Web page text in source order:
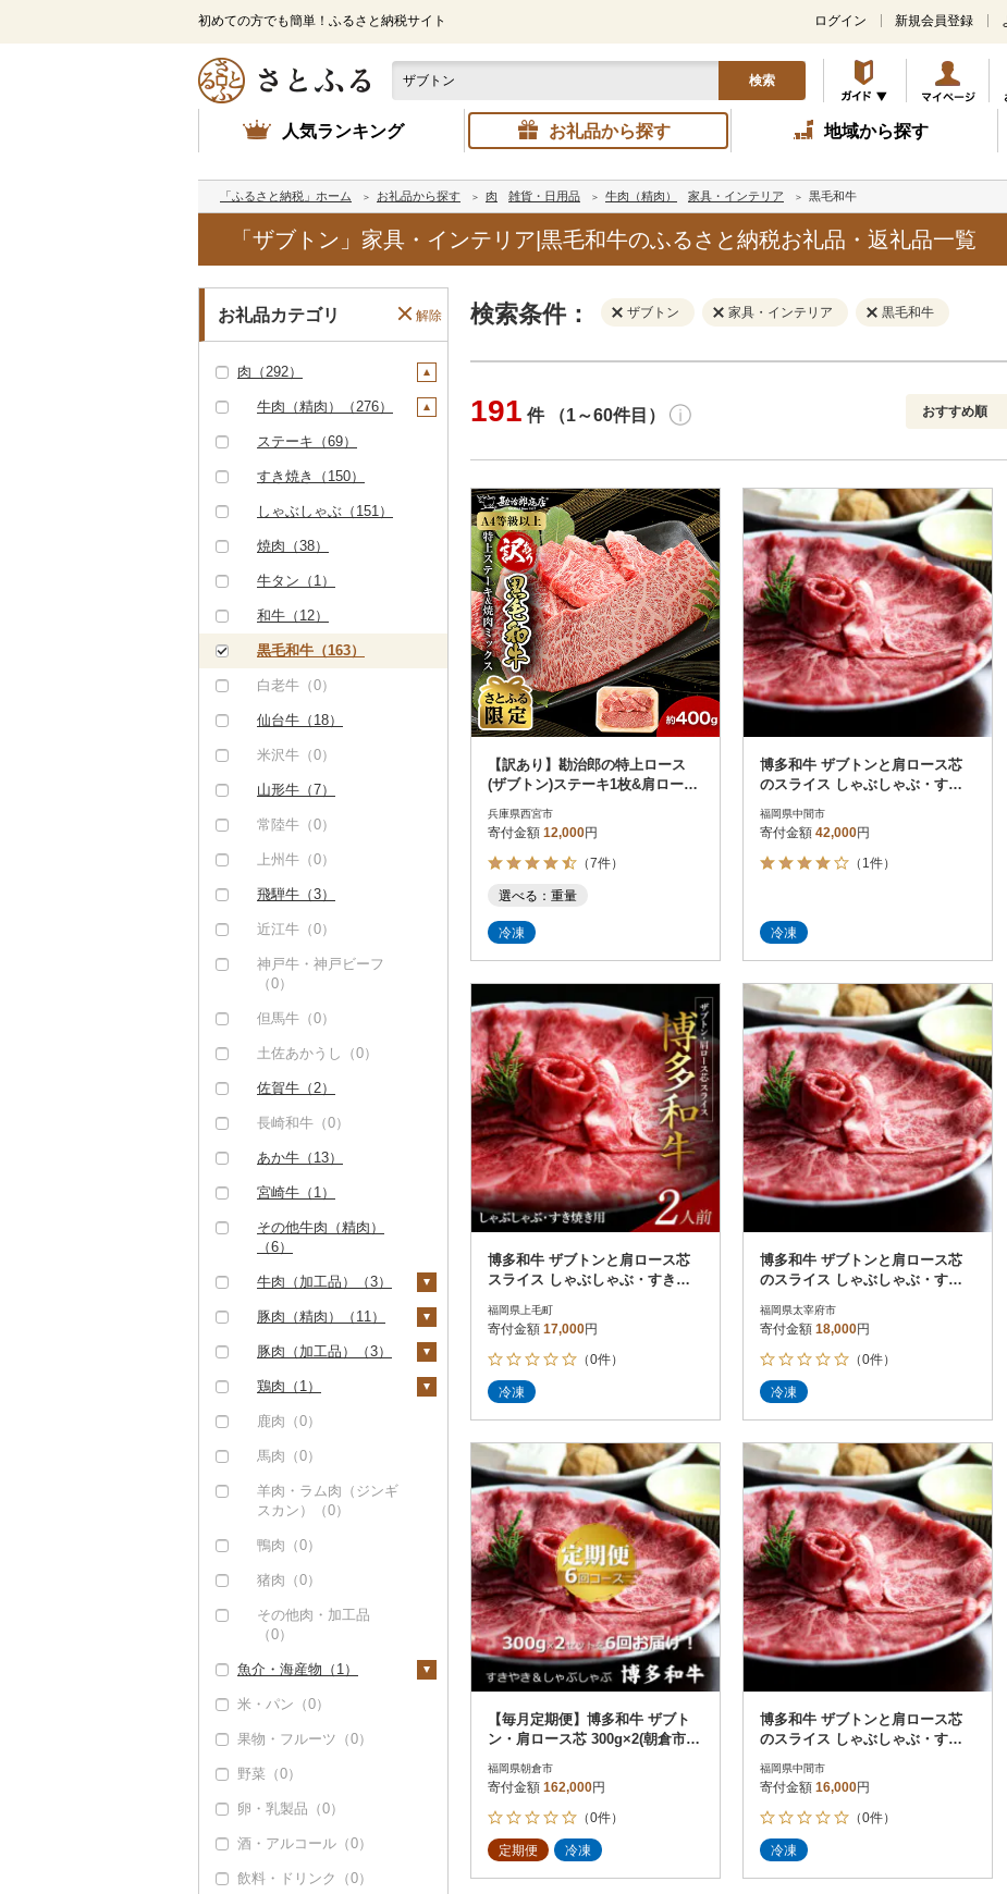
初めての方でも簡単！ふるさと納税サイト ログイン 新規会員登録
検索
人気ランキング お礼品から探す 地域から探す
「ふるさと納税」ホーム お礼品から探す 肉 雑貨・日用品 牛肉（精肉） 家具・インテリア 黒毛和牛
「ザブトン」家具・インテリア|黒毛和牛のふるさと納税お礼品・返礼品一覧
お礼品カテゴリ 解除
肉（292）
牛肉（精肉）（276）
ステーキ（69）
すき焼き（150）
しゃぶしゃぶ（151）
焼肉（38）
牛タン（1）
和牛（12）
黒毛和牛（163）
白老牛（0）
仙台牛（18）
米沢牛（0）
山形牛（7）
常陸牛（0）
上州牛（0）
飛騨牛（3）
近江牛（0）
神戸牛・神戸ビーフ
（0）
但馬牛（0）
土佐あかうし（0）
佐賀牛（2）
長崎和牛（0）
あか牛（13）
宮崎牛（1）
その他牛肉（精肉）
（6）
牛肉（加工品）（3）
ハンバーグ（0）
もつ鍋（0）
ローストビーフ（3）
ビーフジャーキー
（0）
豚肉（精肉）（11）
ステーキ（10）
すき焼き（0）
しゃぶしゃぶ（0）
焼肉（0）
アグー豚（0）
（1）
豚肉（加工品）（3）
ハンバーグ（0）
もつ鍋（0）
ハム（0）
ソーセージ・ウインナ
ー（0）
ベーコン・サラミ
（3）
鶏肉（1）
鶏肉（精肉）（1）
ハム・ソーセージ
唐揚げ（0）
中津からあげ（0）
水炊き（0）
地鶏（0）
鹿肉（0）
馬肉（0）
羊肉・ラム肉（ジンギ
スカン）（0）
鴨肉（0）
猪肉（0）
その他肉・加工品
（0）
魚介・海産物（1）
カニ（0）
エビ（0）
いくら（0）
うに（0）
明太子・たらこ（0）
その他魚卵（0）
米・パン（0）
果物・フルーツ（0）
野菜（0）
卵・乳製品（0）
酒・アルコール（0）
飲料・ドリンク（0）
検索条件： ザブトン 家具・インテリア 黒毛和牛
円
決済方法 解除
PayPay
クレジットカード決済
Amazon Pay
楽天ペイ
メルペイ
コンビニ支払い
ソフトバンクまとめて支払い
d払い
金融機関(Pay-easy決済)
解除
発送種別 解除
通常
冷蔵便
冷凍便
結果を見る（
191 件 （1～60件目） おすすめ順
新着順
レビュー件数順
レビュー評価順
寄付金額が高
寄付金額が低
【訳あり】勘治郎の特上ロース
(ザブトン)ステーキ1枚&肩ロース
焼肉ミックス計400g【さとふる限
定】
兵庫県西宮市
寄付金額 12,000円
（7件）
選べる：重量
冷凍
博多和牛 ザブトンと肩ロース芯
のスライス しゃぶしゃぶ・すき
焼き用 6人前(中間市)
福岡県中間市
寄付金額 42,000円
（1件）
冷凍
博多和牛 ザブトンと肩ロース芯
スライス しゃぶしゃぶ・すき焼
福岡県上毛町
寄付金額 17,000円
（0件）
冷凍
博多和牛 ザブトンと肩ロース芯
のスライス しゃぶしゃぶ・すき
福岡県太宰府市
寄付金額 18,000円
（0件）
冷凍
【毎月定期便】博多和牛 ザブト
ン・肩ロース芯 300g×2(朝倉市)
福岡県朝倉市
寄付金額 162,000円
（0件）
定期便 冷凍
博多和牛 ザブトンと肩ロース芯
のスライス しゃぶしゃぶ・すき
福岡県中間市
寄付金額 16,000円
（0件）
冷凍